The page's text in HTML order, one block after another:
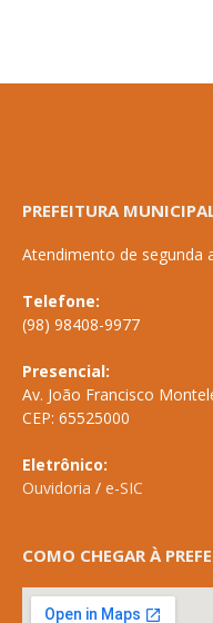
PREFEITURA
Atendimento de segunda
Telefone:
(98) 98408-9977
Presencial:
Av. João Francisco
CEP: 65525000
Eletrônico:
Ouvidoria / e-SIC
COMO CHEGAR À